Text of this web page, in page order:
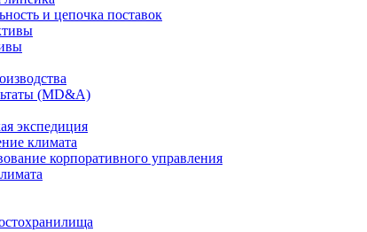
и цепочка поставок
(MD&A)
экспедиция
климата
корпоративного управления